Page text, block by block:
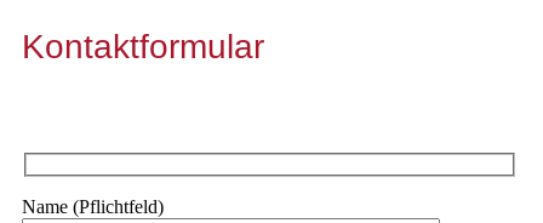
Kontaktformular
Name (Pflichtfeld)